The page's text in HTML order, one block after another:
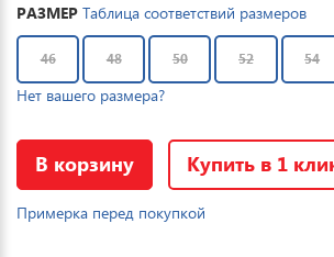
РАЗМЕР Таблица соответствий размеров
46 48 50 52 54
Нет вашего размера?
В корзину Купить в 1
Примерка перед покупкой